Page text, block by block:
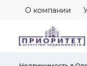
О компании